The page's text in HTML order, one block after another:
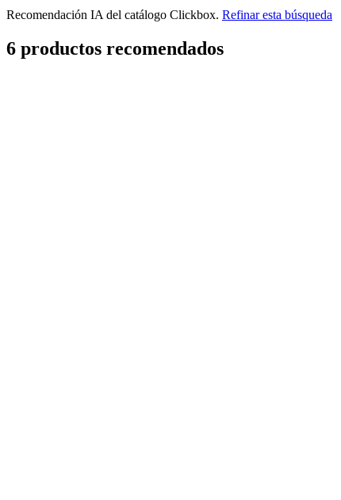
Recomendación IA del catálogo Clickbox. Refinar esta búsqueda
6 productos recomendados